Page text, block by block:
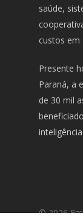
saúde,
custos em
Presente
Paraná, a
de 30 mil
© 2026